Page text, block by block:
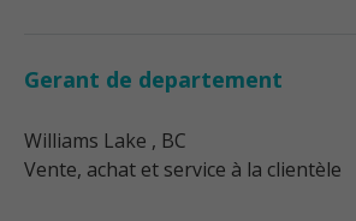
Gerant de departement
Williams Lake , BC
Vente, achat et service à la clientèle